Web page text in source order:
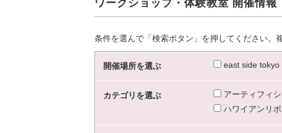
ワークショップ・体験教室 開催情報
条件を選んで「検索ボタン」を押してください。
開催場所を選ぶ east side tokyo
カテゴリを選ぶ アーティフィ
ハワイアンリ